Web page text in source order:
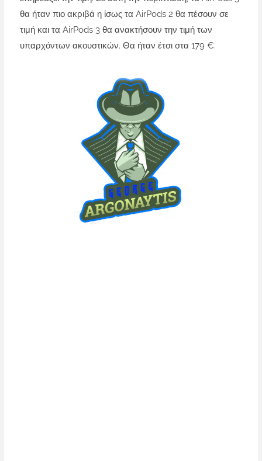
θα ήταν πιο ακριβά η ίσως τα AirPods 2 θα πέσουν σε
τιμή και τα AirPods 3 θα ανακτήσουν την τιμή των
υπαρχόντων ακουστικών. Θα ήταν έτσι στα 179 €.